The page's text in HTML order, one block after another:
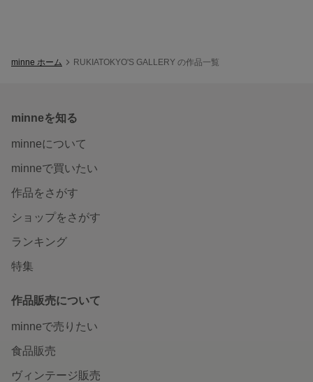
minne ホーム RUKIATOKYO'S GALLERY の作品一覧
minneを知る
minneについて
minneで買いたい
作品をさがす
ショップをさがす
ランキング
特集
作品販売について
minneで売りたい
食品販売
ヴィンテージ販売